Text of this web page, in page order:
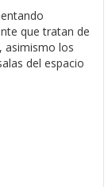
que tratan de
asimismo los
del espacio